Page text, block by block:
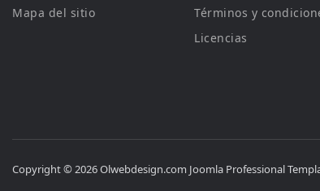
Mapa del sitio
Términos y
Licencias
Copyright © 2026 Olwebdesign.com Joomla Professional